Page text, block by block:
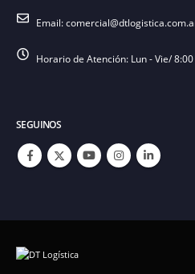
Email:
Horario de Atención: Lun - Vie/
SEGUINOS